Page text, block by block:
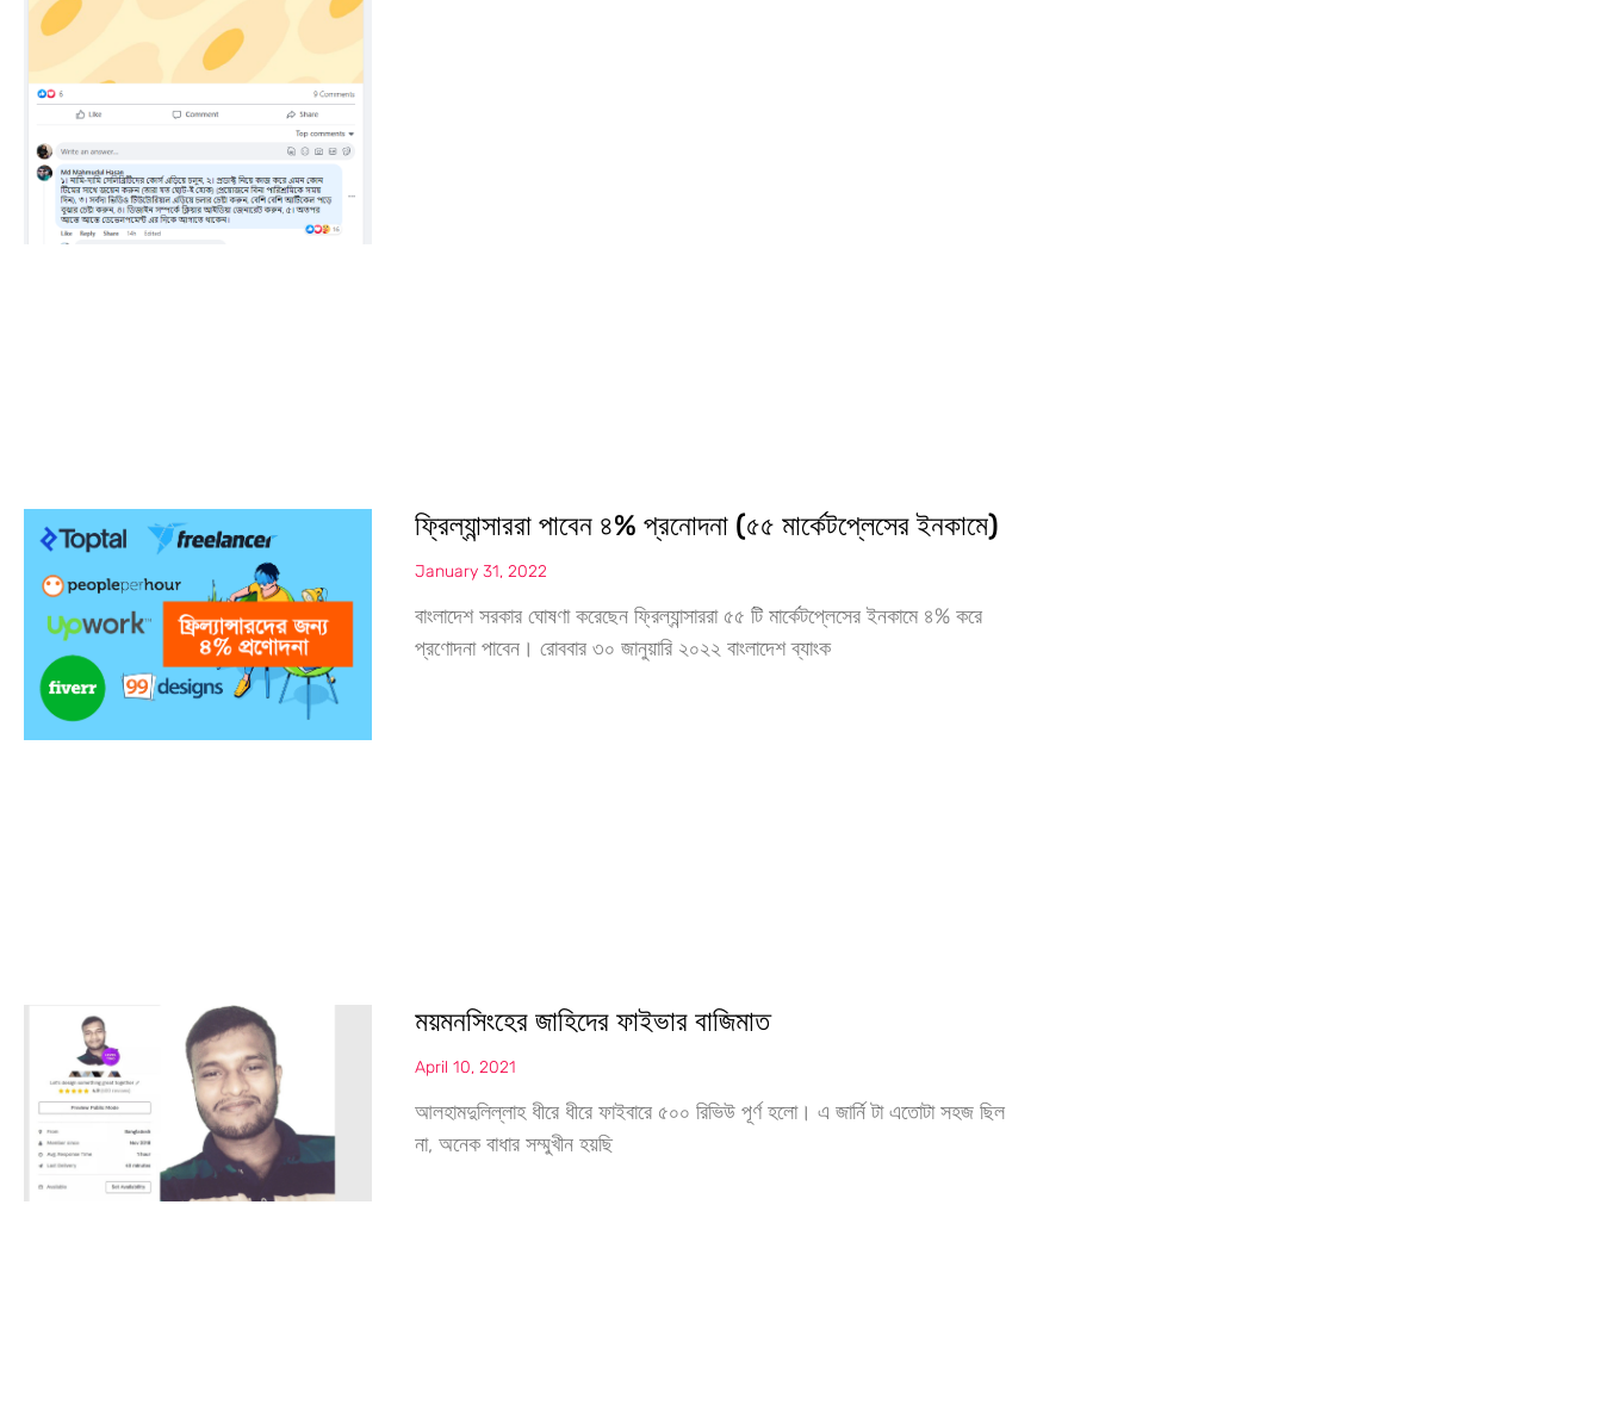
ফ্রিল্যান্সাররা পাবেন ৪% প্রনোদনা (৫৫ মার্কেটপ্লেসের ইনকামে)
January 31, 2022
বাংলাদেশ সরকার ঘোষণা করেছেন ফ্রিল্যান্সাররা ৫৫ টি মার্কেটপ্লেসের ইনকামে ৪% করে
প্রণোদনা পাবেন। রোববার ৩০ জানুয়ারি ২০২২ বাংলাদেশ ব্যাংক
ময়মনসিংহের জাহিদের ফাইভার বাজিমাত
April 10, 2021
আলহামদুলিল্লাহ ধীরে ধীরে ফাইবারে ৫০০ রিভিউ পূর্ণ হলো। এ জার্নি টা এতোটা সহজ ছিল
না, অনেক বাধার সম্মুখীন হয়ছি